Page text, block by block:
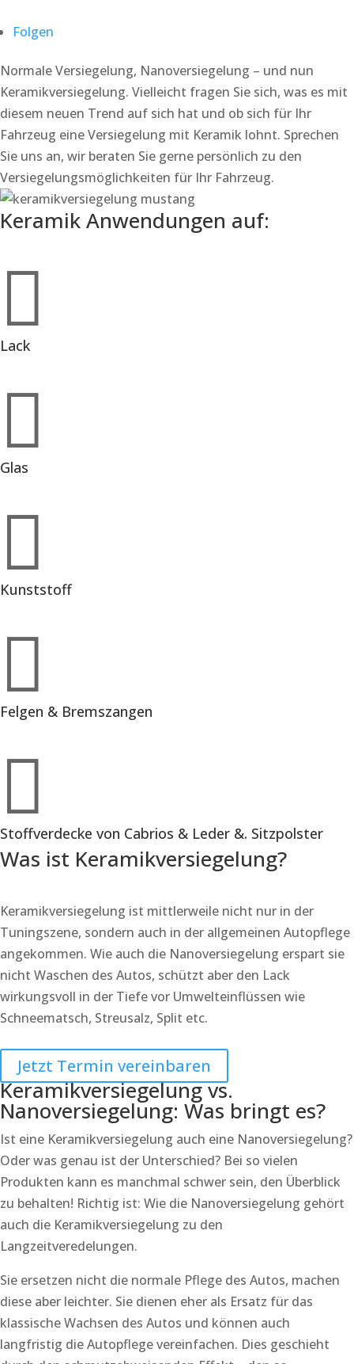
Folgen
Normale Versiegelung, Nanoversiegelung – und nun
Keramikversiegelung. Vielleicht fragen Sie sich, was es mit
diesem neuen Trend auf sich hat und ob sich für Ihr
Fahrzeug eine Versiegelung mit Keramik lohnt. Sprechen
Sie uns an, wir beraten Sie gerne persönlich zu den
Versiegelungsmöglichkeiten für Ihr Fahrzeug.
Keramik Anwendungen auf:

Lack

Glas

Kunststoff

Felgen & Bremszangen

Stoffverdecke von Cabrios & Leder &. Sitzpolster
Was ist Keramikversiegelung?
Keramikversiegelung ist mittlerweile nicht nur in der
Tuningszene, sondern auch in der allgemeinen Autopflege
angekommen. Wie auch die Nanoversiegelung erspart sie
nicht Waschen des Autos, schützt aber den Lack
wirkungsvoll in der Tiefe vor Umwelteinflüssen wie
Schneematsch, Streusalz, Split etc.
Jetzt Termin vereinbaren
Keramikversiegelung vs.
Nanoversiegelung: Was bringt es?
Ist eine Keramikversiegelung auch eine Nanoversiegelung?
Oder was genau ist der Unterschied? Bei so vielen
Produkten kann es manchmal schwer sein, den Überblick
zu behalten! Richtig ist: Wie die Nanoversiegelung gehört
auch die Keramikversiegelung zu den
Langzeitveredelungen.
Sie ersetzen nicht die normale Pflege des Autos, machen
diese aber leichter. Sie dienen eher als Ersatz für das
klassische Wachsen des Autos und können auch
langfristig die Autopflege vereinfachen. Dies geschieht